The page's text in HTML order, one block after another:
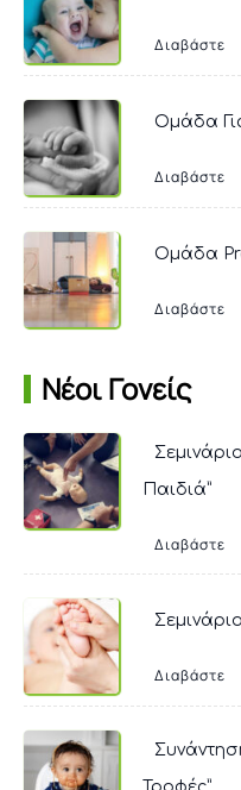
Διαβάστε
Ομάδα
Διαβάστε
Ομάδα
Διαβάστε
Νέοι Γονείς
Παιδιά”
Διαβάστε
Διαβάστε